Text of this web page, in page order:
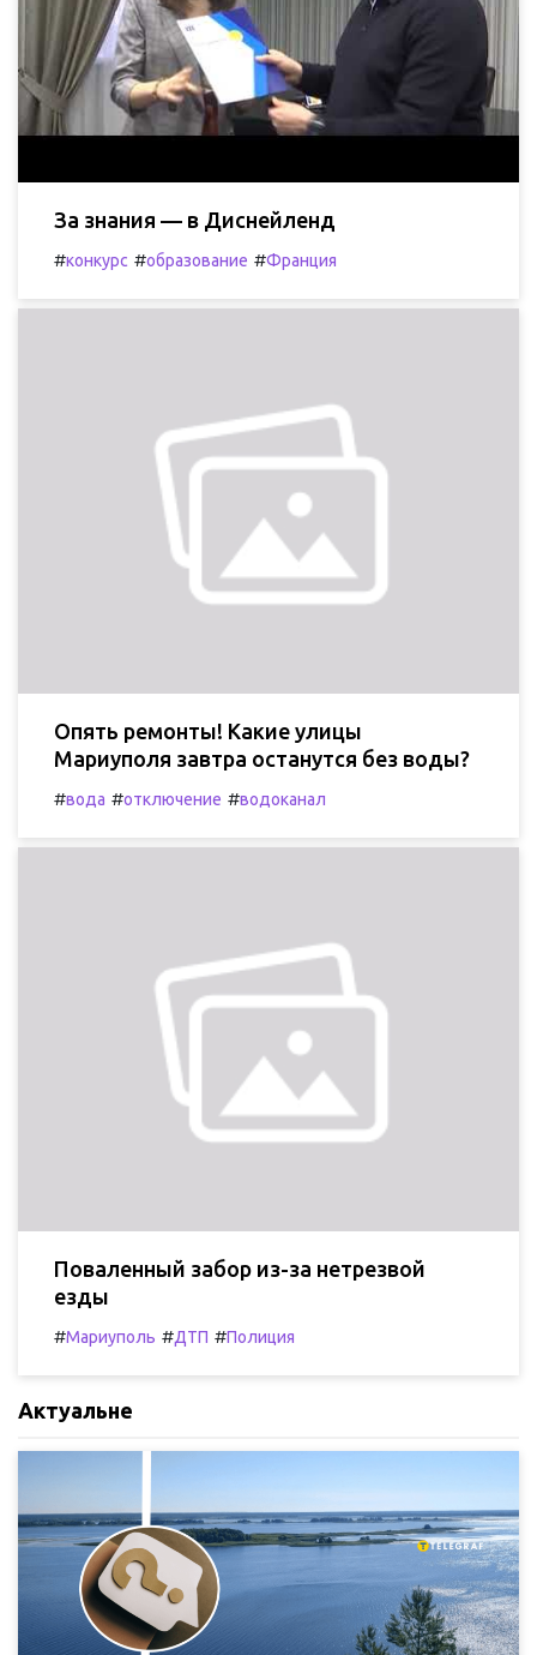
За знания — в Диснейленд
#конкурс #образование #Франция
Опять ремонты! Какие улицы
Мариуполя завтра останутся без воды?
#вода #отключение #водоканал
Поваленный забор из-за нетрезвой
езды
#Мариуполь #ДТП #Полиция
Актуальне